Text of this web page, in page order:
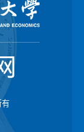
有